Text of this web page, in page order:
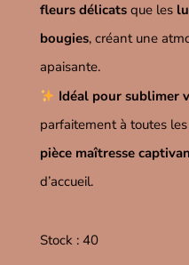
fleurs délicats que les
bougies, créant une
apaisante.
Idéal pour sublimer
parfaitement à toutes
pièce maîtresse
d’accueil.
Stock : 40